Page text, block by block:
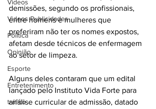
Videos
Videos Publicidades
Política
Opinião
Esporte
Entretenimento
tráfico
demissões, segundo os profissionais,
entre homens e mulheres que
preferiram não ter os nomes expostos,
afetam desde técnicos de enfermagem
ao setor de limpeza.
Alguns deles contaram que um edital
lançado pelo Instituto Vida Forte para
análise curricular de admissão, datado